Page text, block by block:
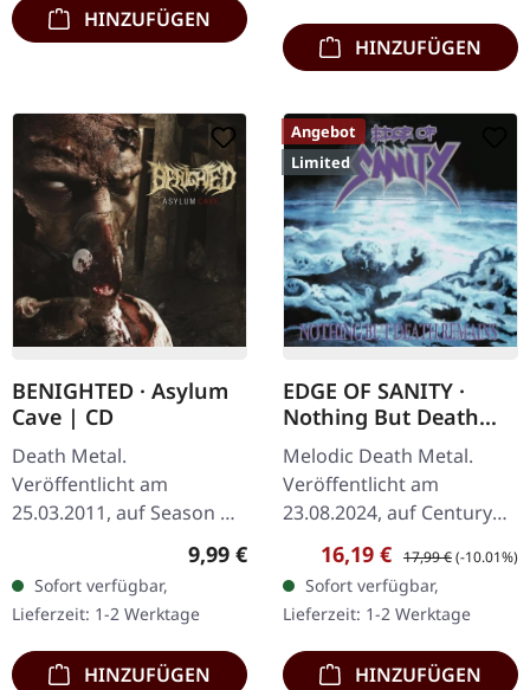
HINZUFÜGEN
HINZUFÜGEN
BENIGHTED · Asylum
Cave | CD
Death Metal.
Veröffentlicht am
25.03.2011, auf Season Of
Mist. CD im Jewelcase. Die
französischen Death
Metal-Wahnsinnigen
Benighted entfesseln
mit…
Regulärer Preis:
9,99 €
Sofort verfügbar,
Lieferzeit: 1-2 Werktage
HINZUFÜGEN
Angebot
Limited
EDGE OF SANITY ·
Nothing But Death
Remains (Re-issue
2024) | 2CD
Melodic Death Metal.
Veröffentlicht am
23.08.2024, auf Century
Media Records. Limitierte
Deluxe Doppel-CD im
Jewelcase mit O-Card. Das
wegweisende…
Verkaufspreis:
16,19 € Regulärer Preis:
17,99 €(-10.01%)
Sofort verfügbar,
Lieferzeit: 1-2 Werktage
HINZUFÜGEN